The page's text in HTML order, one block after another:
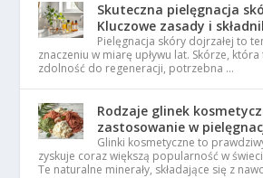
Skuteczna pielęgnacja
Kluczowe zasady i
Pielęgnacja skóry dojrzałej to
znaczeniu w miarę upływu lat. Skórze,
zdolność do regeneracji, potrzebna …
Rodzaje glinek
zastosowanie w
Glinki kosmetyczne to
zyskuje coraz większą popularność w
Te naturalne minerały, składające się z